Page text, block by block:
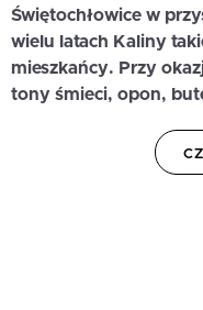
Świętochłowice w
wielu latach Kaliny
mieszkańcy. Przy
tony śmieci, opon,